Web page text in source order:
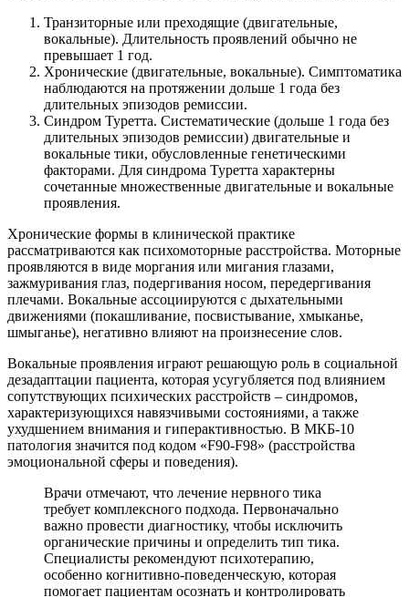
Транзиторные или преходящие (двигательные,
вокальные). Длительность проявлений обычно не
превышает 1 год.
Хронические (двигательные, вокальные). Симптоматика
наблюдаются на протяжении дольше 1 года без
длительных эпизодов ремиссии.
Синдром Туретта. Систематические (дольше 1 года без
длительных эпизодов ремиссии) двигательные и
вокальные тики, обусловленные генетическими
факторами. Для синдрома Туретта характерны
сочетанные множественные двигательные и вокальные
проявления.
Хронические формы в клинической практике
рассматриваются как психомоторные расстройства. Моторные
проявляются в виде моргания или мигания глазами,
зажмуривания глаз, подергивания носом, передергивания
плечами. Вокальные ассоциируются с дыхательными
движениями (покашливание, посвистывание, хмыканье,
шмыганье), негативно влияют на произнесение слов.
Вокальные проявления играют решающую роль в социальной
дезадаптации пациента, которая усугубляется под влиянием
сопутствующих психических расстройств – синдромов,
характеризующихся навязчивыми состояниями, а также
ухудшением внимания и гиперактивностью. В МКБ-10
патология значится под кодом «F90-F98» (расстройства
эмоциональной сферы и поведения).
Врачи отмечают, что лечение нервного тика
требует комплексного подхода. Первоначально
важно провести диагностику, чтобы исключить
органические причины и определить тип тика.
Специалисты рекомендуют психотерапию,
особенно когнитивно-поведенческую, которая
помогает пациентам осознать и контролировать